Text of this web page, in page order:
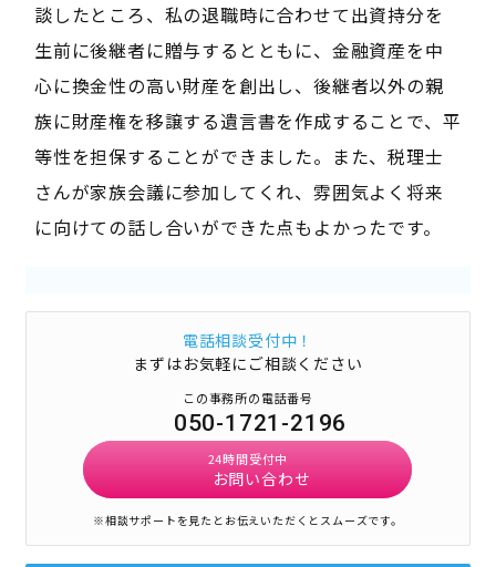
談したところ、私の退職時に合わせて出資持分を
生前に後継者に贈与するとともに、金融資産を中
心に換金性の高い財産を創出し、後継者以外の親
族に財産権を移譲する遺言書を作成することで、平
等性を担保することができました。また、税理士
さんが家族会議に参加してくれ、雰囲気よく将来
に向けての話し合いができた点もよかったです。
電話相談受付中！
まずはお気軽にご相談ください
この事務所の電話番号
050-1721-2196
24時間受付中
お問い合わせ
※相談サポートを見たとお伝えいただくとスムーズです。